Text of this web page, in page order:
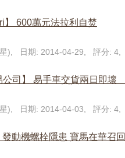
】 600萬元法拉利自焚
), 日期: 2014-04-29, 評分: 4,
公司】 易手車交貨兩日即
星), 日期: 2014-04-03, 評分:
發動機螺栓隱患 寶馬在華召